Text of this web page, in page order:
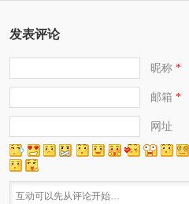
发表评论
昵称*
邮箱 *
网址